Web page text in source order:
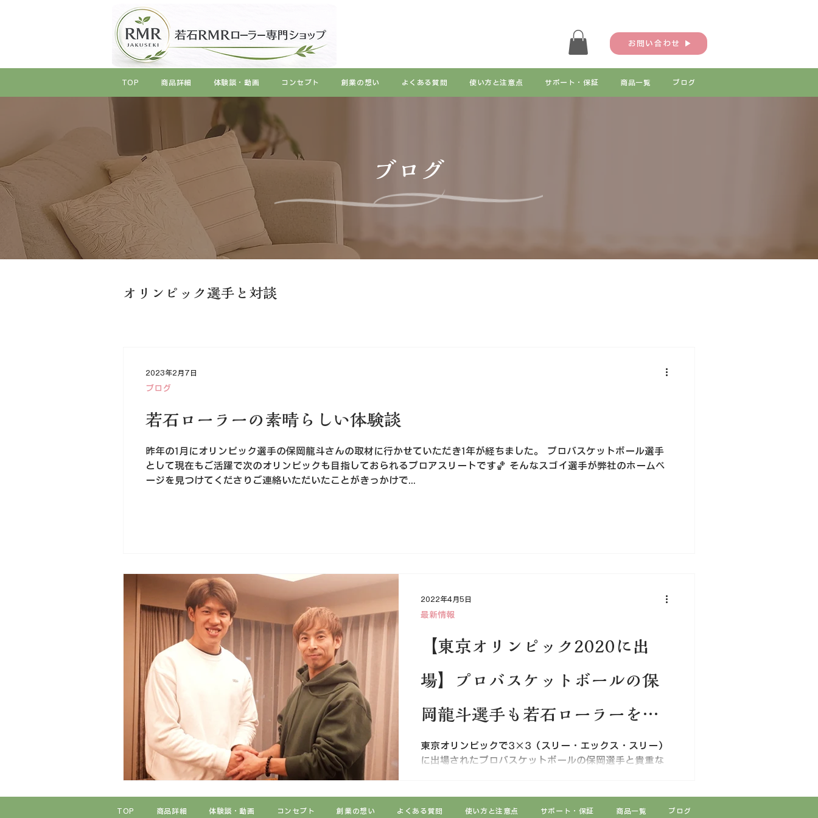
お問い合わせ ▶
TOP 商品詳細 体験談・動画 コンセプト 創業の想い よくある質問 使い方と注意点 サポート・保証 商品一覧 ブログ
ブログ
オリンピック選手と対談
若石ローラーの素晴らしい体験談
昨年の1月にオリンピック選手の保岡龍斗さんの取材に行かせていただき1年が経ちました。 プロバスケットボール選手
として現在もご活躍で次のオリンピックも目指しておられるプロアスリートです🏀 そんなスゴイ選手が弊社のホームペ
ージを見つけてくださりご連絡いただいたことがきっかけで...
ブログ
2023年2月7日
【東京オリンピック2020に出
場】プロバスケットボールの保
岡龍斗選手も若石ローラーを大
絶賛！
東京オリンピックで3×3（スリー・エックス・スリー）
に出場されたプロバスケットボールの保岡選手と貴重な
最新情報
2022年4月5日
TOP 商品詳細 体験談・動画 コンセプト 創業の想い よくある質問 使い方と注意点 サポート・保証 商品一覧 ブログ